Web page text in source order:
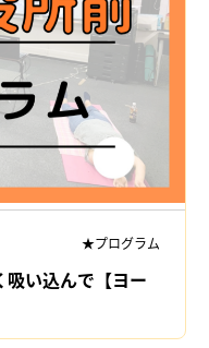
★プログラム
吸い込んで【ヨー